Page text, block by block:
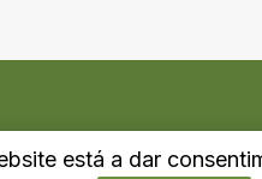
está a dar